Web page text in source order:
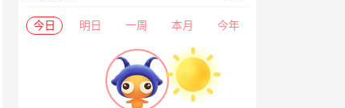
今日 明日 一周 本月 今年